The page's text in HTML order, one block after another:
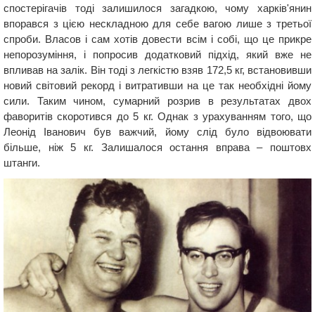
спостерігачів тоді залишилося загадкою, чому харків'янин
впорався з цією нескладною для себе вагою лише з третьої
спроби. Власов і сам хотів довести всім і собі, що це прикре
непорозуміння, і попросив додатковий підхід, який вже не
впливав на залік. Він тоді з легкістю взяв 172,5 кг, встановивши
новий світовий рекорд і витративши на це так необхідні йому
сили. Таким чином, сумарний розрив в результатах двох
фаворитів скоротився до 5 кг. Однак з урахуванням того, що
Леонід Іванович був важчий, йому слід було відвоювати
більше, ніж 5 кг. Залишалося остання вправа – поштовх
штанги.